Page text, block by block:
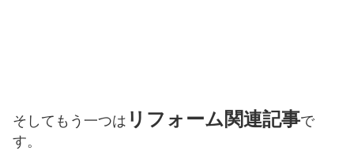
そしてもう一つは リフォーム関連記事で
す。